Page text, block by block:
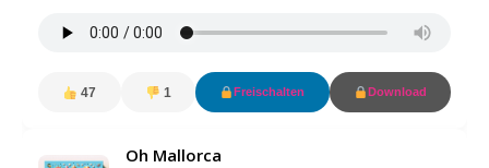
47 1 Freischalten Download
Oh Mallorca